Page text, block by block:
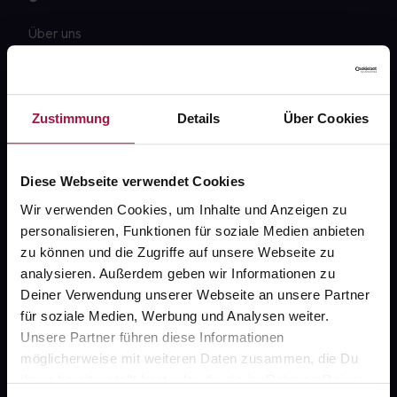
Zustimmung Details Über Cookies
Diese Webseite verwendet Cookies
Wir verwenden Cookies, um Inhalte und Anzeigen zu
personalisieren, Funktionen für soziale Medien anbieten
zu können und die Zugriffe auf unsere Webseite zu
analysieren. Außerdem geben wir Informationen zu
Deiner Verwendung unserer Webseite an unsere Partner
für soziale Medien, Werbung und Analysen weiter.
Unsere Partner führen diese Informationen
möglicherweise mit weiteren Daten zusammen, die Du
ihnen bereitgestellt hast oder die sie im Rahmen Deiner
Über uns
Newsletter
Sanitätshäuser
AGB
Impressum